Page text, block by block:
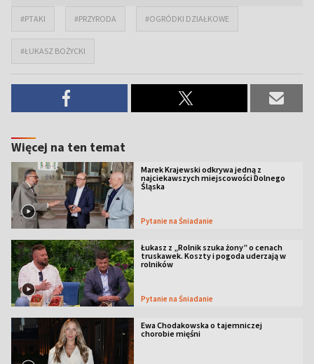
#PTAKI #PRZYRODA #OGRÓDKI DZIAŁKOWE
#ŁUKASZ BOŻYCKI
Więcej na ten temat
Marek Krajewski odkrywa jedną z
najciekawszych miejscowości Dolnego
Śląska
Pytanie na Śniadanie
Łukasz z „Rolnik szuka żony” o cenach
truskawek. Koszty i pogoda uderzają w
rolników
Pytanie na Śniadanie
Ewa Chodakowska o tajemniczej
chorobie mięśni